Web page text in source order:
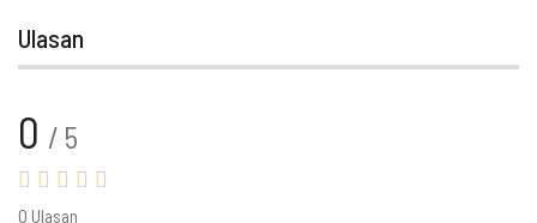
Ulasan
0 / 5
0 Ulasan